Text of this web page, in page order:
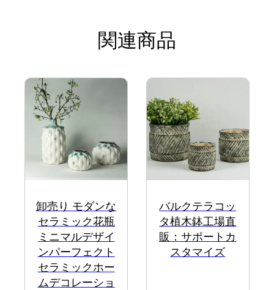
関連商品
卸売り モダンな
セラミック花瓶
ミニマルデザイ
ンパーフェクト
セラミックホー
ムデコレーショ
バルクテラコッ
タ植木鉢工場直
販：サポートカ
スタマイズ